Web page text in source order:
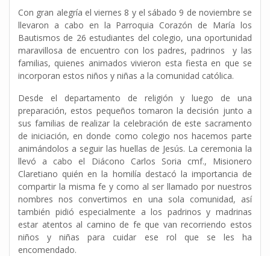
Con gran alegría el viernes 8 y el sábado 9 de noviembre se
llevaron a cabo en la Parroquia Corazón de María los
Bautismos de 26 estudiantes del colegio, una oportunidad
maravillosa de encuentro con lospadres, padrinos ylas
familias, quienes animados vivieron esta fiesta en que se
incorporan estos niños y niñas a la comunidad católica.
Desde el departamento de religión y luego de una
preparación, estos pequeños tomaron la decisión junto a
sus familias de realizar la celebración de este sacramento
de iniciación, en donde como colegio nos hacemos parte
animándolos a seguir las huellas de Jesús. La ceremonia la
llevó a cabo el Diácono Carlos Soria cmf., Misionero
Claretiano quién en la homilía destacó la importancia de
compartir la misma fe y como al ser llamado por nuestros
nombres nos convertimos en una sola comunidad, así
también pidió especialmente a los padrinos y madrinas
estar atentos al camino de fe que van recorriendo estos
niños y niñas para cuidar ese rol que se les ha
encomendado.